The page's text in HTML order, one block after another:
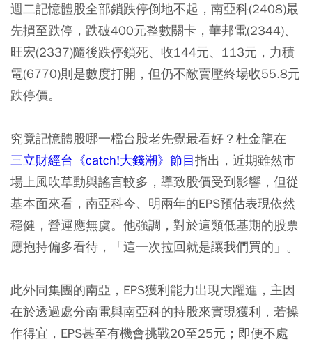
週二記憶體股全部鎖跌停倒地不起，南亞科(2408)最
先摜至跌停，跌破400元整數關卡，華邦電(2344)、
旺宏(2337)隨後跌停鎖死、收144元、113元，力積
電(6770)則是數度打開，但仍不敵賣壓終場收55.8元
跌停價。
究竟記憶體股哪一檔台股老先覺最看好？杜金龍在
三立財經台《catch!大錢潮》節目指出，近期雖然市
場上風吹草動與謠言較多，導致股價受到影響，但從
基本面來看，南亞科今、明兩年的EPS預估表現依然
穩健，營運應無虞。他強調，對於這類低基期的股票
應抱持偏多看待，「這一次拉回就是讓我們買的」。
此外同集團的南亞，EPS獲利能力出現大躍進，主因
在於透過處分南電與南亞科的持股來實現獲利，若操
作得宜，EPS甚至有機會挑戰20至25元；即便不處